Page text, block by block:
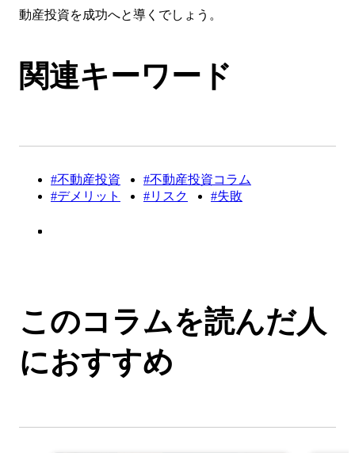
動産投資を成功へと導くでしょう。
関連キーワード
#不動産投資
#不動産投資コラム
#デメリット
#リスク #失敗
このコラムを読んだ人
におすすめ